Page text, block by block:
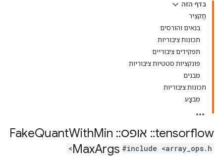
בדף הזה
תַקצִיר
בנאים והורסים
תכונות ציבוריות
תפקידים ציבוריים
פונקציות סטטיות ציבוריות
מבנים
תכונות ציבוריות
מִבצָע
tensorflow
:: אופס::
QuantWithMin
MaxArgs #include <array_ops.h>